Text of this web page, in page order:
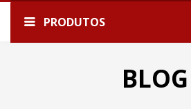
HOME
EMPRESA
PRODUTOS
Home LG-236
BLOG